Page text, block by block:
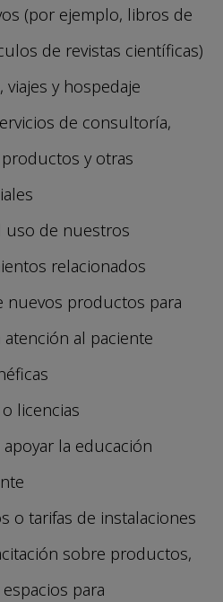
(por ejemplo, libros de
de revistas científicas)
y hospedaje
de consultoría,
y otras
uso de nuestros
relacionados
nuevos productos para
al paciente
licencias
la educación
o tarifas de instalaciones
sobre productos,
para